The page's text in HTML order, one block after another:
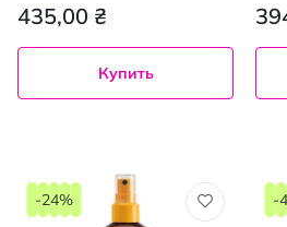
435,00 ₴
Купить
-24% -